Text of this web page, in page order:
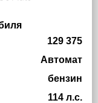
129 375
Автомат
бензин
114 л.с.